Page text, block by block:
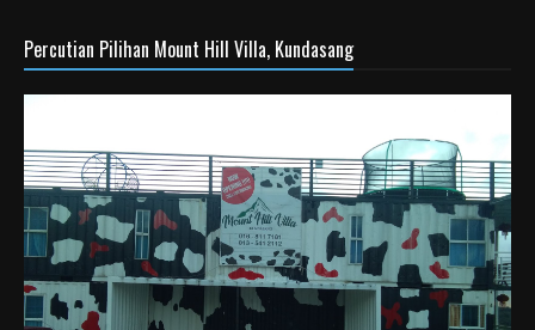
Percutian Pilihan Mount Hill Villa, Kundasang